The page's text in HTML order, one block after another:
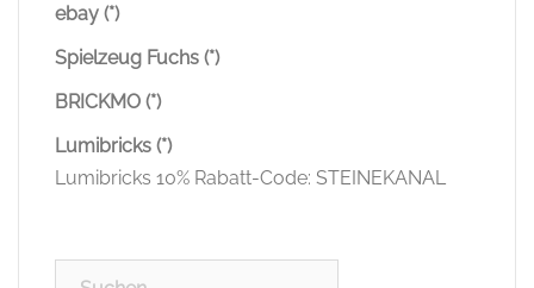
ebay (*)
Spielzeug Fuchs (*)
BRICKMO (*)
Lumibricks (*)
Lumibricks 10% Rabatt-Code: STEINEKANAL
Suchen